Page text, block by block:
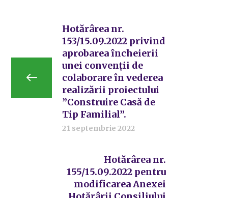
Hotărârea nr.
153/15.09.2022 privind
aprobarea încheierii
unei convenții de
colaborare în vederea
realizării proiectului
”Construire Casă de
Tip Familial”.
21 septembrie 2022
Hotărârea nr.
155/15.09.2022 pentru
modificarea Anexei